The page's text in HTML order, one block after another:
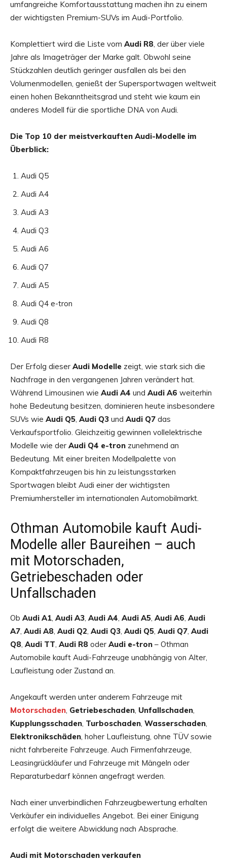
umfangreiche Komfortausstattung machen ihn zu einem
der wichtigsten Premium-SUVs im Audi-Portfolio.
Komplettiert wird die Liste vom Audi R8, der über viele
Jahre als Imageträger der Marke galt. Obwohl seine
Stückzahlen deutlich geringer ausfallen als bei den
Volumenmodellen, genießt der Supersportwagen weltweit
einen hohen Bekanntheitsgrad und steht wie kaum ein
anderes Modell für die sportliche DNA von Audi.
Die Top 10 der meistverkauften Audi-Modelle im
Überblick:
Audi Q5
Audi A4
Audi A3
Audi Q3
Audi A6
Audi Q7
Audi A5
Audi Q4 e-tron
Audi Q8
Audi R8
Der Erfolg dieser Audi Modelle zeigt, wie stark sich die
Nachfrage in den vergangenen Jahren verändert hat.
Während Limousinen wie Audi A4 und Audi A6 weiterhin
hohe Bedeutung besitzen, dominieren heute insbesondere
SUVs wie Audi Q5, Audi Q3 und Audi Q7 das
Verkaufsportfolio. Gleichzeitig gewinnen vollelektrische
Modelle wie der Audi Q4 e-tron zunehmend an
Bedeutung. Mit einer breiten Modellpalette von
Kompaktfahrzeugen bis hin zu leistungsstarken
Sportwagen bleibt Audi einer der wichtigsten
Premiumhersteller im internationalen Automobilmarkt.
Othman Automobile kauft Audi-
Modelle aller Baureihen – auch
mit Motorschaden,
Getriebeschaden oder
Unfallschaden
Ob Audi A1, Audi A3, Audi A4, Audi A5, Audi A6, Audi
A7, Audi A8, Audi Q2, Audi Q3, Audi Q5, Audi Q7, Audi
Q8, Audi TT, Audi R8 oder Audi e-tron – Othman
Automobile kauft Audi-Fahrzeuge unabhängig von Alter,
Laufleistung oder Zustand an.
Angekauft werden unter anderem Fahrzeuge mit
Motorschaden, Getriebeschaden, Unfallschaden,
Kupplungsschaden, Turboschaden, Wasserschaden,
Elektronikschäden, hoher Laufleistung, ohne TÜV sowie
nicht fahrbereite Fahrzeuge. Auch Firmenfahrzeuge,
Leasingrückläufer und Fahrzeuge mit Mängeln oder
Reparaturbedarf können angefragt werden.
Nach einer unverbindlichen Fahrzeugbewertung erhalten
Verkäufer ein individuelles Angebot. Bei einer Einigung
erfolgt die weitere Abwicklung nach Absprache.
Audi mit Motorschaden verkaufen